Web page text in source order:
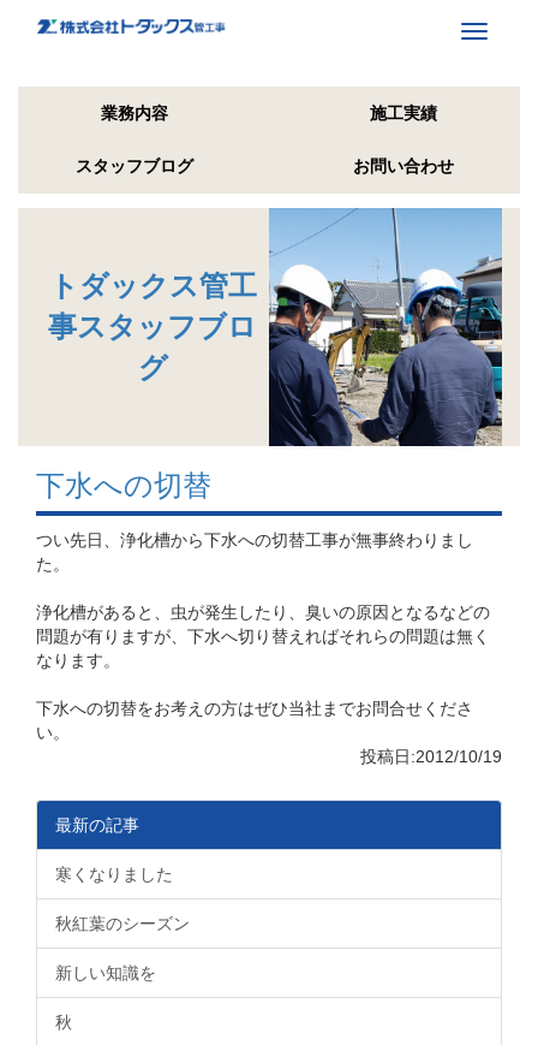
Toggle
業務内容 施工実績
スタッフブログ お問い合わせ
トダックス管工
事スタッフブロ
グ
下水への切替
つい先日、浄化槽から下水への切替工事が無事終わりまし
た。
浄化槽があると、虫が発生したり、臭いの原因となるなどの
問題が有りますが、下水へ切り替えればそれらの問題は無く
なります。
下水への切替をお考えの方はぜひ当社までお問合せくださ
い。
投稿日:2012/10/19
最新の記事
寒くなりました
秋紅葉のシーズン
新しい知識を
秋